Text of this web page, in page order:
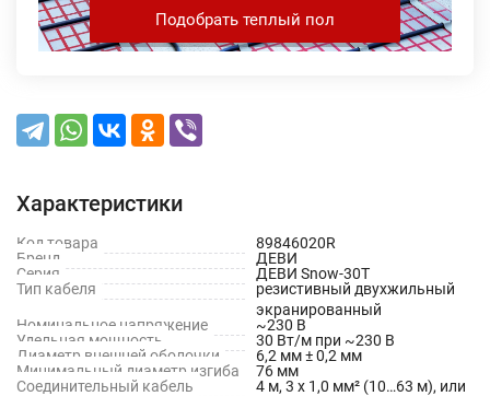
Подобрать теплый пол
Характеристики
Код товара
89846020R
Бренд
ДЕВИ
Серия
ДЕВИ Snow-30T
Тип кабеля
резистивный двухжильный
экранированный
Номинальное напряжение
~230 В
Удельная мощность
30 Вт/м при ~230 В
Диаметр внешней оболочки
6,2 мм ± 0,2 мм
Минимальный диаметр изгиба
76 мм
Соединительный кабель
4 м, 3 х 1,0 мм² (10…63 м), или